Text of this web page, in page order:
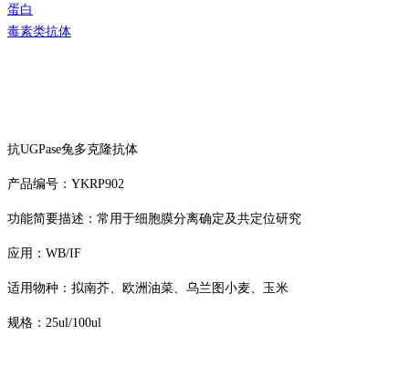
蛋白
毒素类抗体
抗UGPase兔多克隆抗体
产品编号：YKRP902
功能简要描述：常用于细胞膜分离确定及共定位研究
应用：WB/IF
适用物种：拟南芥、欧洲油菜、乌兰图小麦、玉米
规格：25ul/100ul